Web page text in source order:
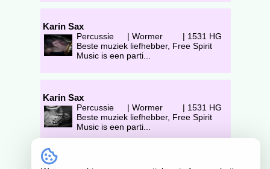
Karin Sax
Percussie | Wormer | 1531 HG
Beste muziek liefhebber, Free Spirit
Music is een parti...
Karin Sax
Percussie | Wormer | 1531 HG
Beste muziek liefhebber, Free Spirit
Music is een parti...